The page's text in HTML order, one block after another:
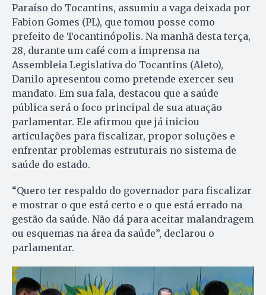
Paraíso do Tocantins, assumiu a vaga deixada por
Fabion Gomes (PL), que tomou posse como
prefeito de Tocantinópolis. Na manhã desta terça,
28, durante um café com a imprensa na
Assembleia Legislativa do Tocantins (Aleto),
Danilo apresentou como pretende exercer seu
mandato. Em sua fala, destacou que a saúde
pública será o foco principal de sua atuação
parlamentar. Ele afirmou que já iniciou
articulações para fiscalizar, propor soluções e
enfrentar problemas estruturais no sistema de
saúde do estado.
“Quero ter respaldo do governador para fiscalizar
e mostrar o que está certo e o que está errado na
gestão da saúde. Não dá para aceitar malandragem
ou esquemas na área da saúde”, declarou o
parlamentar.